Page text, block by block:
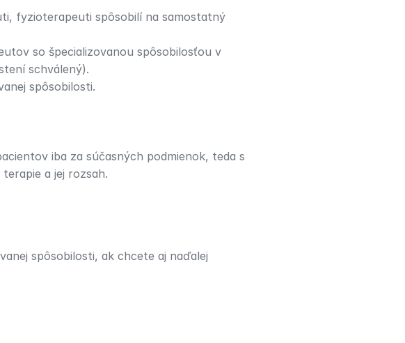
fyzioterapeuti spôsobilí na samostatný
so špecializovanou spôsobilosťou v
schválený).
spôsobilosti.
iba za súčasných podmienok, teda s
a jej rozsah.
spôsobilosti, ak chcete aj naďalej